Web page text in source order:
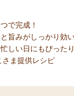
で完成！
旨みがしっかり効
しい日にもぴった
さま提供レシピ